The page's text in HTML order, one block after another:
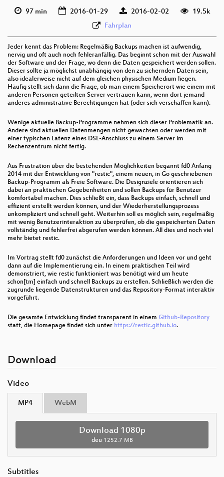
97 min 2016-01-29 2016-02-02
19.5k
Fahrplan
Jeder kennt das Problem: Regelmäßig Backups machen ist aufwendig,
nervig und oft auch noch fehleranfällig. Das beginnt schon mit der Auswahl
der Software und der Frage, wo denn die Daten gespeichert werden sollen.
Dieser sollte ja möglichst unabhängig von den zu sichernden Daten sein,
also idealerweise nicht auf dem gleichen physischen Medium liegen.
Häufig stellt sich dann die Frage, ob man einem Speicherort wie einem mit
anderen Personen geteilten Server vertrauen kann, wenn dort jemand
anderes administrative Berechtigungen hat (oder sich verschaffen kann).
Wenige aktuelle Backup-Programme nehmen sich dieser Problematik an.
Andere sind aktuellen Datenmengen nicht gewachsen oder werden mit
einer typischen Latenz eines DSL-Anschluss zu einem Server im
Rechenzentrum nicht fertig.
Aus Frustration über die bestehenden Möglichkeiten begannt fd0 Anfang
2014 mit der Entwicklung von "restic", einem neuen, in Go geschriebenen
Backup-Programm als Freie Software. Die Designziele orientieren sich
dabei an praktischen Gegebenheiten und sollen Backups für Benutzer
komfortabel machen. Dies schließt ein, dass Backups einfach, schnell und
effizient erstellt werden können, und der Wiederherstellungsprozess
unkompliziert und schnell geht. Weiterhin soll es möglich sein, regelmäßig
mit wenig Benutzerinteraktion zu überprüfen, ob die gespeicherten Daten
vollständig und fehlerfrei abgerufen werden können. All dies und noch viel
mehr bietet restic.
Im Vortrag stellt fd0 zunächst die Anforderungen und Ideen vor und geht
dann auf die Implementierung ein. In einem praktischen Teil wird
demonstriert, wie restic funktioniert was benötigt wird um heute
schon[tm] einfach und schnell Backups zu erstellen. Schließlich werden die
zugrunde liegende Datenstrukturen und das Repository-Format interaktiv
vorgeführt.
Die gesamte Entwicklung findet transparent in einem Github-Repository
statt, die Homepage findet sich unter https://restic.github.io.
Download
Video
MP4 WebM
Download 1080p
deu 1252.7 MB
Subtitles